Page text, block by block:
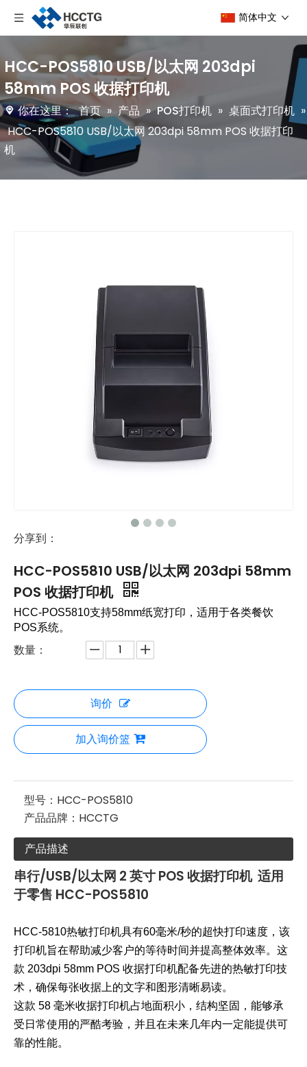
简体中文
HCC-POS5810 USB/以太网 203dpi
58mm POS 收据打印机
你在这里： 首页 » 产品 » POS打印机 » 桌面式打印机 »
HCC-POS5810 USB/以太网 203dpi 58mm POS 收据打印
机
分享到：
HCC-POS5810 USB/以太网 203dpi 58mm
POS 收据打印机
HCC-POS5810支持58mm纸宽打印，适用于各类餐饮
POS系统。
数量：
询价
加入询价篮
型号： HCC-POS5810
产品品牌： HCCTG
产品描述
串行/USB/以太网 2 英寸 POS 收据打印机 适用
于零售 HCC-POS5810
HCC-5810热敏打印机具有60毫米/秒的超快打印速度，该
打印机旨在帮助减少客户的等待时间并提高整体效率。这
款 203dpi 58mm POS 收据打印机配备先进的热敏打印技
术，确保每张收据上的文字和图形清晰易读。
这款 58 毫米收据打印机占地面积小，结构坚固，能够承
受日常使用的严酷考验，并且在未来几年内一定能提供可
靠的性能。